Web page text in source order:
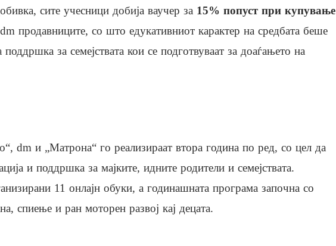
сите учесници добија ваучер за 15% попуст при купување
продавниците, со што едукативниот карактер на средбата беше
за семејствата кои се подготвуваат за доаѓањето на
dm и „Матрона“ го реализираат втора година по ред, со цел да
и поддршка за мајките, идните родители и семејствата.
11 онлајн обуки, а годинашната програма започна со
спиење и ран моторен развој кај децата.